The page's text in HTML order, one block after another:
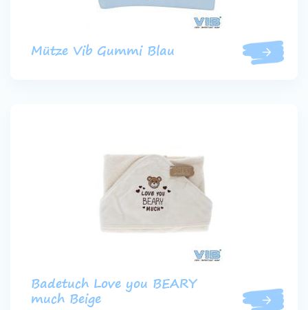
Mütze Vib Gummi Blau
Badetuch Love you BEARY
much Beige